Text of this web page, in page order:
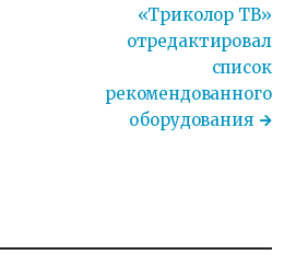
«Триколор ТВ»
отредактировал
список
рекомендованного
оборудования